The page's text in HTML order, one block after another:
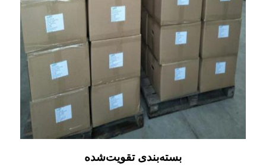
بسته‌بندی تقویت‌شده